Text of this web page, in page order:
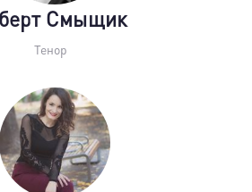
Смыщик
Тенор